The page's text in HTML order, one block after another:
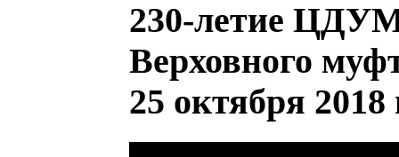
230-летие
Верховного
25 октября 2018